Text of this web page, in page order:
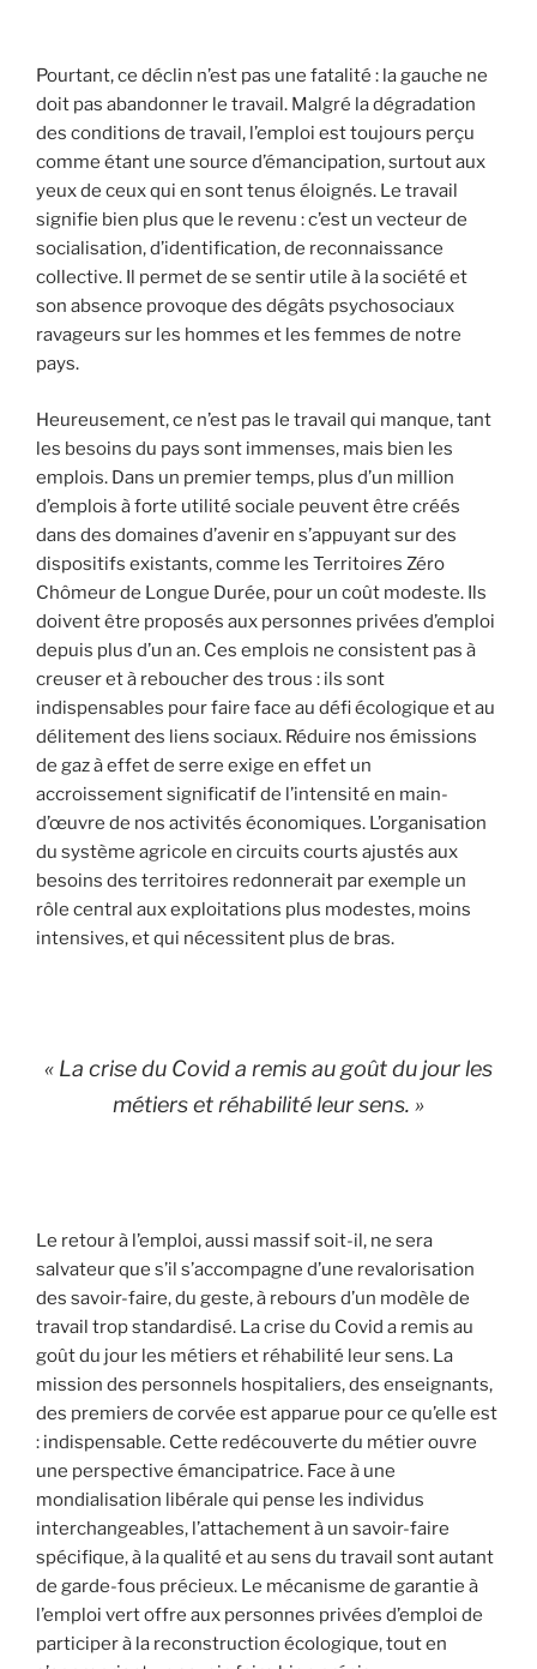
Pourtant, ce déclin n’est pas une fatalité : la gauche ne
doit pas abandonner le travail. Malgré la dégradation
des conditions de travail, l’emploi est toujours perçu
comme étant une source d’émancipation, surtout aux
yeux de ceux qui en sont tenus éloignés. Le travail
signifie bien plus que le revenu : c’est un vecteur de
socialisation, d’identification, de reconnaissance
collective. Il permet de se sentir utile à la société et
son absence provoque des dégâts psychosociaux
ravageurs sur les hommes et les femmes de notre
pays.
Heureusement, ce n’est pas le travail qui manque, tant
les besoins du pays sont immenses, mais bien les
emplois. Dans un premier temps, plus d’un million
d’emplois à forte utilité sociale peuvent être créés
dans des domaines d’avenir en s’appuyant sur des
dispositifs existants, comme les Territoires Zéro
Chômeur de Longue Durée, pour un coût modeste. Ils
doivent être proposés aux personnes privées d’emploi
depuis plus d’un an. Ces emplois ne consistent pas à
creuser et à reboucher des trous : ils sont
indispensables pour faire face au défi écologique et au
délitement des liens sociaux. Réduire nos émissions
de gaz à effet de serre exige en effet un
accroissement significatif de l’intensité en main-
d’œuvre de nos activités économiques. L’organisation
du système agricole en circuits courts ajustés aux
besoins des territoires redonnerait par exemple un
rôle central aux exploitations plus modestes, moins
intensives, et qui nécessitent plus de bras.
« La crise du Covid a remis au goût du jour les
métiers et réhabilité leur sens. »
Le retour à l’emploi, aussi massif soit-il, ne sera
salvateur que s’il s’accompagne d’une revalorisation
des savoir-faire, du geste, à rebours d’un modèle de
travail trop standardisé. La crise du Covid a remis au
goût du jour les métiers et réhabilité leur sens. La
mission des personnels hospitaliers, des enseignants,
des premiers de corvée est apparue pour ce qu’elle est
: indispensable. Cette redécouverte du métier ouvre
une perspective émancipatrice. Face à une
mondialisation libérale qui pense les individus
interchangeables, l’attachement à un savoir-faire
spécifique, à la qualité et au sens du travail sont autant
de garde-fous précieux. Le mécanisme de garantie à
l’emploi vert offre aux personnes privées d’emploi de
participer à la reconstruction écologique, tout en